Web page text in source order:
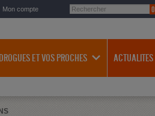
Mon compte
DROGUES ET VOS PROCHES ACTUALITES